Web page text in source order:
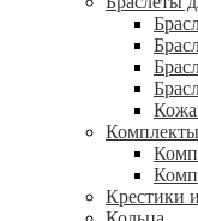
Крестики